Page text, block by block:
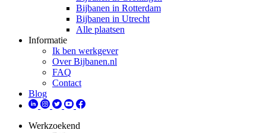
Bijbanen in Rotterdam
Bijbanen in Utrecht
Alle plaatsen
Informatie
Ik ben werkgever
Over Bijbanen.nl
FAQ
Contact
Blog
Werkzoekend